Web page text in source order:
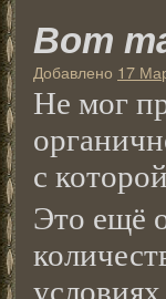
Вот
Добавлено 17
Не мог
с
Это ещё